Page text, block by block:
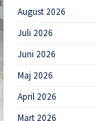
August 2026
Juli 2026
Juni 2026
Maj 2026
April 2026
Mart 2026